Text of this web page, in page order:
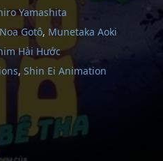
Yamashita
Noa Gotô, Munetaka Aoki
Hài Hước
, Shin Ei Animation